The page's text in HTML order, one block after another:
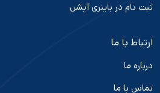
ثبت نام در باینری آپشن
ارتباط با ما
درباره ما
تماس با ما